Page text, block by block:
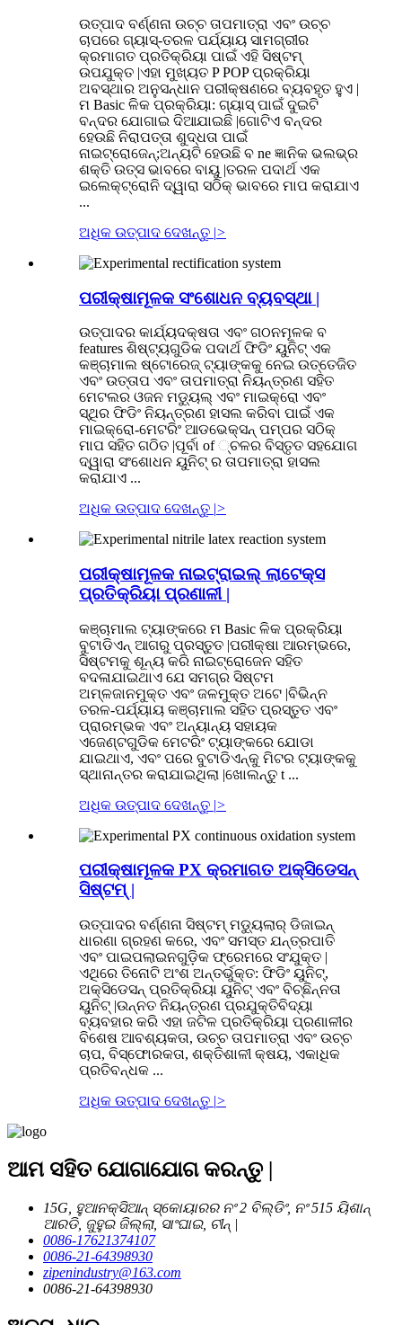
ଉତ୍ପାଦ ବର୍ଣ୍ଣନା ଉଚ୍ଚ ତାପମାତ୍ରା ଏବଂ ଉଚ୍ଚ
ଚାପରେ ଗ୍ୟାସ୍-ତରଳ ପର୍ଯ୍ୟାୟ ସାମଗ୍ରୀର
କ୍ରମାଗତ ପ୍ରତିକ୍ରିୟା ପାଇଁ ଏହି ସିଷ୍ଟମ୍
ଉପଯୁକ୍ତ |ଏହା ମୁଖ୍ୟତ P POP ପ୍ରକ୍ରିୟା
ଅବସ୍ଥାର ଅନୁସନ୍ଧାନ ପରୀକ୍ଷଣରେ ବ୍ୟବହୃତ ହୁଏ |
ମ Basic ଳିକ ପ୍ରକ୍ରିୟା: ଗ୍ୟାସ୍ ପାଇଁ ଦୁଇଟି
ବନ୍ଦର ଯୋଗାଇ ଦିଆଯାଇଛି |ଗୋଟିଏ ବନ୍ଦର
ହେଉଛି ନିରାପତ୍ତା ଶୁଦ୍ଧତା ପାଇଁ
ନାଇଟ୍ରୋଜେନ୍;ଅନ୍ୟଟି ହେଉଛି ବ ne ଜ୍ଞାନିକ ଭଲଭ୍ର
ଶକ୍ତି ଉତ୍ସ ଭାବରେ ବାୟୁ |ତରଳ ପଦାର୍ଥ ଏକ
ଇଲେକ୍ଟ୍ରୋନି ଦ୍ୱାରା ସଠିକ୍ ଭାବରେ ମାପ କରାଯାଏ
...
ଅଧିକ ଉତ୍ପାଦ ଦେଖନ୍ତୁ |>
ପରୀକ୍ଷାମୂଳକ ସଂଶୋଧନ ବ୍ୟବସ୍ଥା |
ଉତ୍ପାଦର କାର୍ଯ୍ୟଦକ୍ଷତା ଏବଂ ଗଠନମୂଳକ ବ
features ଶିଷ୍ଟ୍ୟଗୁଡିକ ପଦାର୍ଥ ଫିଡିଂ ୟୁନିଟ୍ ଏକ
କଞ୍ଚାମାଲ ଷ୍ଟୋରେଜ୍ ଟ୍ୟାଙ୍କକୁ ନେଇ ଉତ୍ତେଜିତ
ଏବଂ ଉତ୍ତାପ ଏବଂ ତାପମାତ୍ରା ନିୟନ୍ତ୍ରଣ ସହିତ
ମେଟଲର ଓଜନ ମଡ୍ୟୁଲ୍ ଏବଂ ମାଇକ୍ରୋ ଏବଂ
ସ୍ଥିର ଫିଡିଂ ନିୟନ୍ତ୍ରଣ ହାସଲ କରିବା ପାଇଁ ଏକ
ମାଇକ୍ରୋ-ମେଟରିଂ ଆଡଭେକ୍ସନ୍ ପମ୍ପର ସଠିକ୍
ମାପ ସହିତ ଗଠିତ |ପୂର୍ବା of ୍ଚଳର ବିସ୍ତୃତ ସହଯୋଗ
ଦ୍ୱାରା ସଂଶୋଧନ ୟୁନିଟ୍ ର ତାପମାତ୍ରା ହାସଲ
କରାଯାଏ ...
ଅଧିକ ଉତ୍ପାଦ ଦେଖନ୍ତୁ |>
ପରୀକ୍ଷାମୂଳକ ନାଇଟ୍ରାଇଲ୍ ଲାଟେକ୍ସ
ପ୍ରତିକ୍ରିୟା ପ୍ରଣାଳୀ |
କଞ୍ଚାମାଲ ଟ୍ୟାଙ୍କରେ ମ Basic ଳିକ ପ୍ରକ୍ରିୟା
ବୁଟାଡିଏନ୍ ଆଗରୁ ପ୍ରସ୍ତୁତ |ପରୀକ୍ଷା ଆରମ୍ଭରେ,
ସିଷ୍ଟମକୁ ଶୂନ୍ୟ କରି ନାଇଟ୍ରୋଜେନ ସହିତ
ବଦଳାଯାଇଥାଏ ଯେ ସମଗ୍ର ସିଷ୍ଟମ
ଅମ୍ଳଜାନମୁକ୍ତ ଏବଂ ଜଳମୁକ୍ତ ଅଟେ |ବିଭିନ୍ନ
ତରଳ-ପର୍ଯ୍ୟାୟ କଞ୍ଚାମାଲ ସହିତ ପ୍ରସ୍ତୁତ ଏବଂ
ପ୍ରାରମ୍ଭକ ଏବଂ ଅନ୍ୟାନ୍ୟ ସହାୟକ
ଏଜେଣ୍ଟଗୁଡିକ ମେଟରିଂ ଟ୍ୟାଙ୍କରେ ଯୋଡା
ଯାଇଥାଏ, ଏବଂ ପରେ ବୁଟାଡିଏନ୍କୁ ମିଟର ଟ୍ୟାଙ୍କକୁ
ସ୍ଥାନାନ୍ତର କରାଯାଇଥିଲା |ଖୋଲନ୍ତୁ t ...
ଅଧିକ ଉତ୍ପାଦ ଦେଖନ୍ତୁ |>
ପରୀକ୍ଷାମୂଳକ PX ​​କ୍ରମାଗତ ଅକ୍ସିଡେସନ୍
ସିଷ୍ଟମ୍ |
ଉତ୍ପାଦର ବର୍ଣ୍ଣନା ସିଷ୍ଟମ୍ ମଡ୍ୟୁଲାର୍ ଡିଜାଇନ୍
ଧାରଣା ଗ୍ରହଣ କରେ, ଏବଂ ସମସ୍ତ ଯନ୍ତ୍ରପାତି
ଏବଂ ପାଇପଲାଇନଗୁଡ଼ିକ ଫ୍ରେମରେ ସଂଯୁକ୍ତ |
ଏଥିରେ ତିନୋଟି ଅଂଶ ଅନ୍ତର୍ଭୁକ୍ତ: ଫିଡିଂ ୟୁନିଟ୍,
ଅକ୍ସିଡେସନ୍ ପ୍ରତିକ୍ରିୟା ୟୁନିଟ୍ ଏବଂ ବିଚ୍ଛିନ୍ନତା
ୟୁନିଟ୍ |ଉନ୍ନତ ନିୟନ୍ତ୍ରଣ ପ୍ରଯୁକ୍ତିବିଦ୍ୟା
ବ୍ୟବହାର କରି ଏହା ଜଟିଳ ପ୍ରତିକ୍ରିୟା ପ୍ରଣାଳୀର
ବିଶେଷ ଆବଶ୍ୟକତା, ଉଚ୍ଚ ତାପମାତ୍ରା ଏବଂ ଉଚ୍ଚ
ଚାପ, ବିସ୍ଫୋରକତା, ଶକ୍ତିଶାଳୀ କ୍ଷୟ, ଏକାଧିକ
ପ୍ରତିବନ୍ଧକ ...
ଅଧିକ ଉତ୍ପାଦ ଦେଖନ୍ତୁ |>
ଆମ ସହିତ ଯୋଗାଯୋଗ କରନ୍ତୁ |
15G, ହୁଆନକ୍ସିଆନ୍ ସ୍କୋୟାରର ନଂ 2 ବିଲ୍ଡିଂ, ନଂ 515 ୟିଶାନ୍
ଆରଡି, ଜୁହୁଇ ଜିଲ୍ଲା, ସାଂଘାଇ, ଚୀନ୍ |
0086-17621374107
0086-21-64398930
zipenindustry@163.com
0086-21-64398930